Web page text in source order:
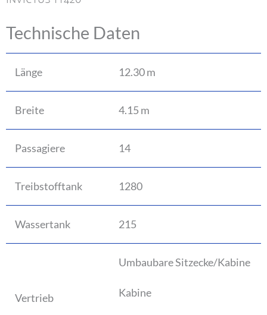
Technische Daten
Länge 12.30 m
Breite 4.15 m
Passagiere 14
Treibstofftank 1280
Wassertank 215
Vertrieb
Umbaubare Sitzecke/Kabine
Kabine